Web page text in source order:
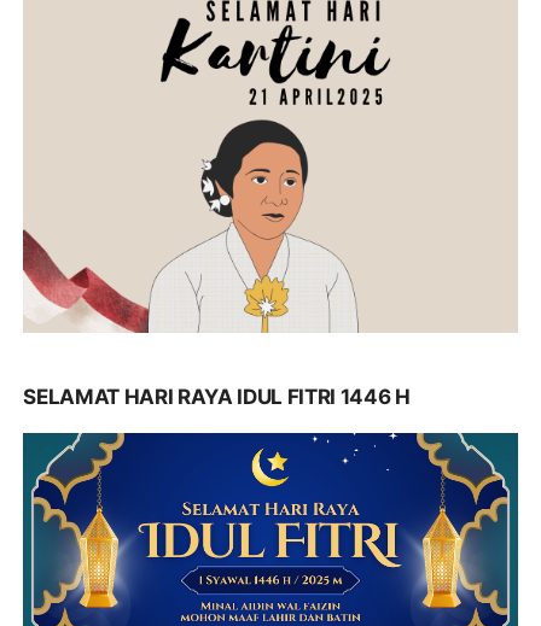
SELAMAT HARI RAYA IDUL FITRI 1446 H